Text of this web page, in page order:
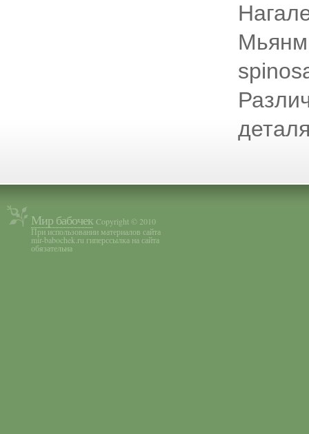
Мир бабочек Copyright © 2010
При использовании материалов сайта
mir-babochek.ru гиперссылка на сайта
обязательна